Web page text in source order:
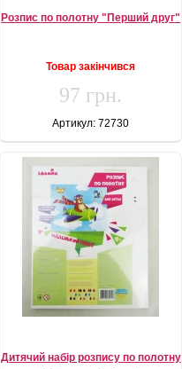
Розпис по полотну "Перший друг"
Товар закінчився
97 грн.
Артикул: 72730
Дитячий набір розпису по полотну